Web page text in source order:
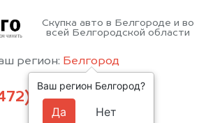
Скупка авто в Белгороде и во
всей Белгородской области
регион: Белгород
220-54-52
Ваш регион Белгород?
Да Нет